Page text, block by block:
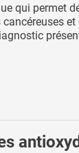
qui permet
et